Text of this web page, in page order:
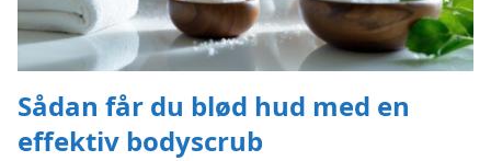
Sådan får du blød hud med en
effektiv bodyscrub